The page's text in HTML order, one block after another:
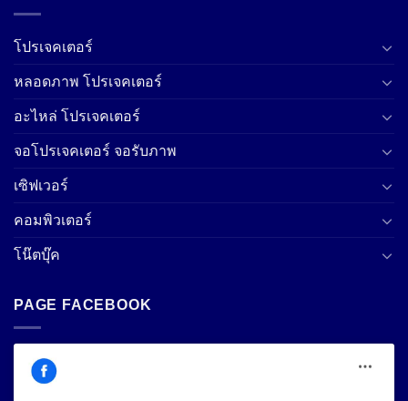
โปรเจคเตอร์
หลอดภาพ โปรเจคเตอร์
อะไหล่ โปรเจคเตอร์
จอโปรเจคเตอร์ จอรับภาพ
เซิฟเวอร์
คอมพิวเตอร์
โน๊ตบุ๊ค
PAGE FACEBOOK